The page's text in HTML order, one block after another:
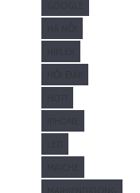
HÀ NỘI
HỎI ĐÁP
HOT1
MAICHE
MAIHIENDIDONG